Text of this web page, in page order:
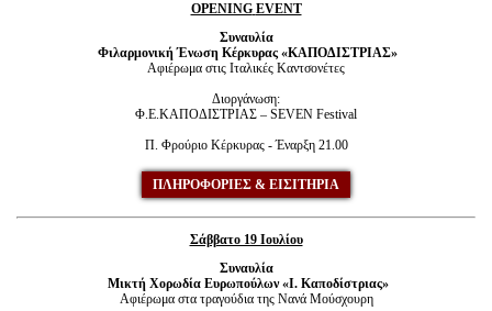
OPENING EVENT
Συναυλία
Φιλαρμονική Ένωση Κέρκυρας «ΚΑΠΟΔΙΣΤΡΙΑΣ»
Αφιέρωμα στις Ιταλικές Καντσονέτες
Διοργάνωση:
Φ.Ε.ΚΑΠΟΔΙΣΤΡΙΑΣ – SEVEN Festival
Π. Φρούριο Κέρκυρας - Έναρξη 21.00
ΠΛΗΡΟΦΟΡΙΕΣ & ΕΙΣΙΤΗΡΙΑ
Σάββατο 19 Ιουλίου
Συναυλία
Μικτή Χορωδία Ευρωπούλων «Ι. Καποδίστριας»
Αφιέρωμα στα τραγούδια της Νανά Μούσχουρη